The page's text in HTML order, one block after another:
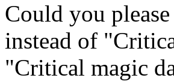
Could you
instead of
"Critical magic